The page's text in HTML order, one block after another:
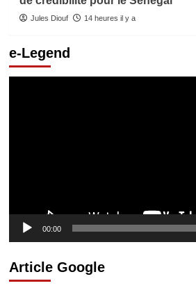
Jules Diouf 14 heures il y a
e-Legend
00:00
Article Google